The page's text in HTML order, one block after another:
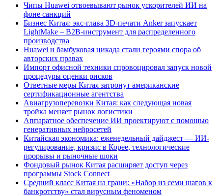
Чипы Huawei отвоевывают рынок ускорителей ИИ на
фоне санкций
Бизнес Китая: экс-глава 3D-печати Anker запускает
LightMake – B2B-инструмент для распределенного
производства
Huawei и бамбуковая цикада стали героями спора об
авторских правах
Импорт офисной техники спровоцировал запуск новой
процедуры оценки рисков
Ответные меры Китая затронут американские
сертификационные агентства
Авиагрузоперевозки Китая: как следующая новая
тройка меняет рынок логистики
Аппаратное обеспечение ИИ проектируют с помощью
генеративных нейросетей
Китайская экономика: еженедельный дайджест — ИИ-
регулирование, кризис в Корее, технологические
прорывы и рыночные шоки
Фондовый рынок Китая расширяет доступ через
программы Stock Connect
Средний класс Китая на грани: «Набор из семи шагов к
банкротству» стал вирусным феноменом